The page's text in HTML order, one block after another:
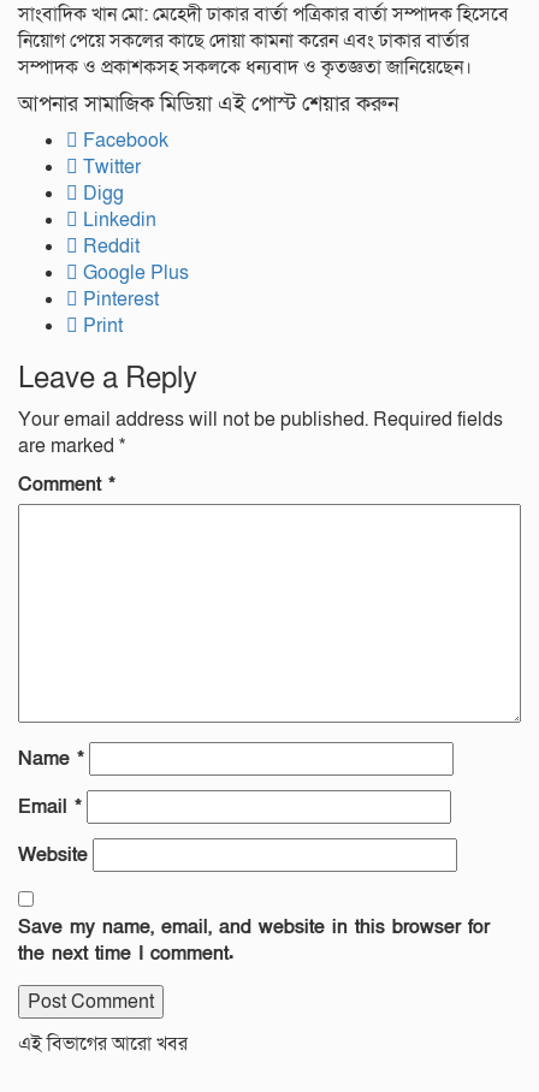
সাংবাদিক খান মো: মেহেদী ঢাকার বার্তা পত্রিকার বার্তা সম্পাদক হিসেবে
নিয়োগ পেয়ে সকলের কাছে দোয়া কামনা করেন এবং ঢাকার বার্তার
সম্পাদক ও প্রকাশকসহ সকলকে ধন্যবাদ ও কৃতজ্ঞতা জানিয়েছেন।
আপনার সামাজিক মিডিয়া এই পোস্ট শেয়ার করুন
Facebook
Twitter
Digg
Linkedin
Reddit
Google Plus
Pinterest
Print
Leave a Reply
Your email address will not be published. Required fields
are marked *
Comment *
Name *
Email *
Website
Save my name, email, and website in this browser for
the next time I comment.
এই বিভাগের আরো খবর